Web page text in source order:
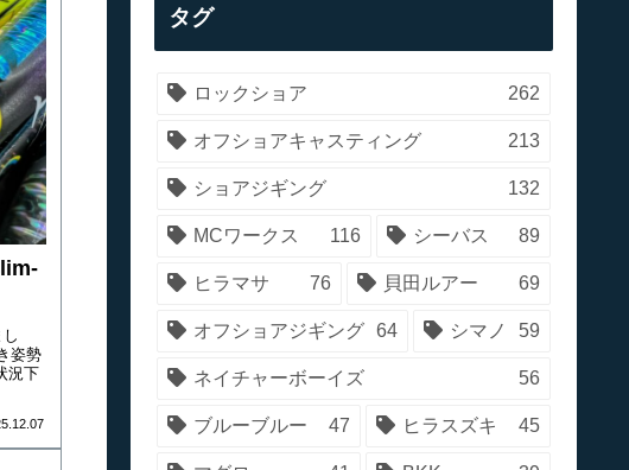
姿勢
況下
タグ
ロックショア 262
オフショアキャスティング 213
ショアジギング 132
MCワークス 116 シーバス 89
ヒラマサ 76 貝田ルアー 69
オフショアジギング 64 シマノ 59
ネイチャーボーイズ 56
ブルーブルー 47 ヒラスズキ 45